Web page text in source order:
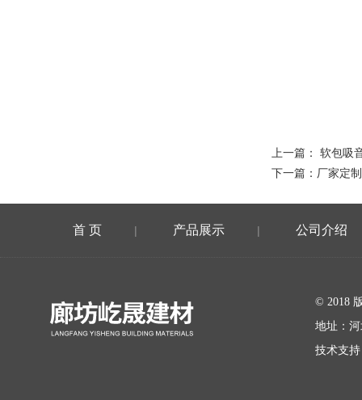
上一篇： 软包吸
下一篇： 厂家定
首 页 | 产品展示 | 公司介绍
© 2018
地址：
技术支